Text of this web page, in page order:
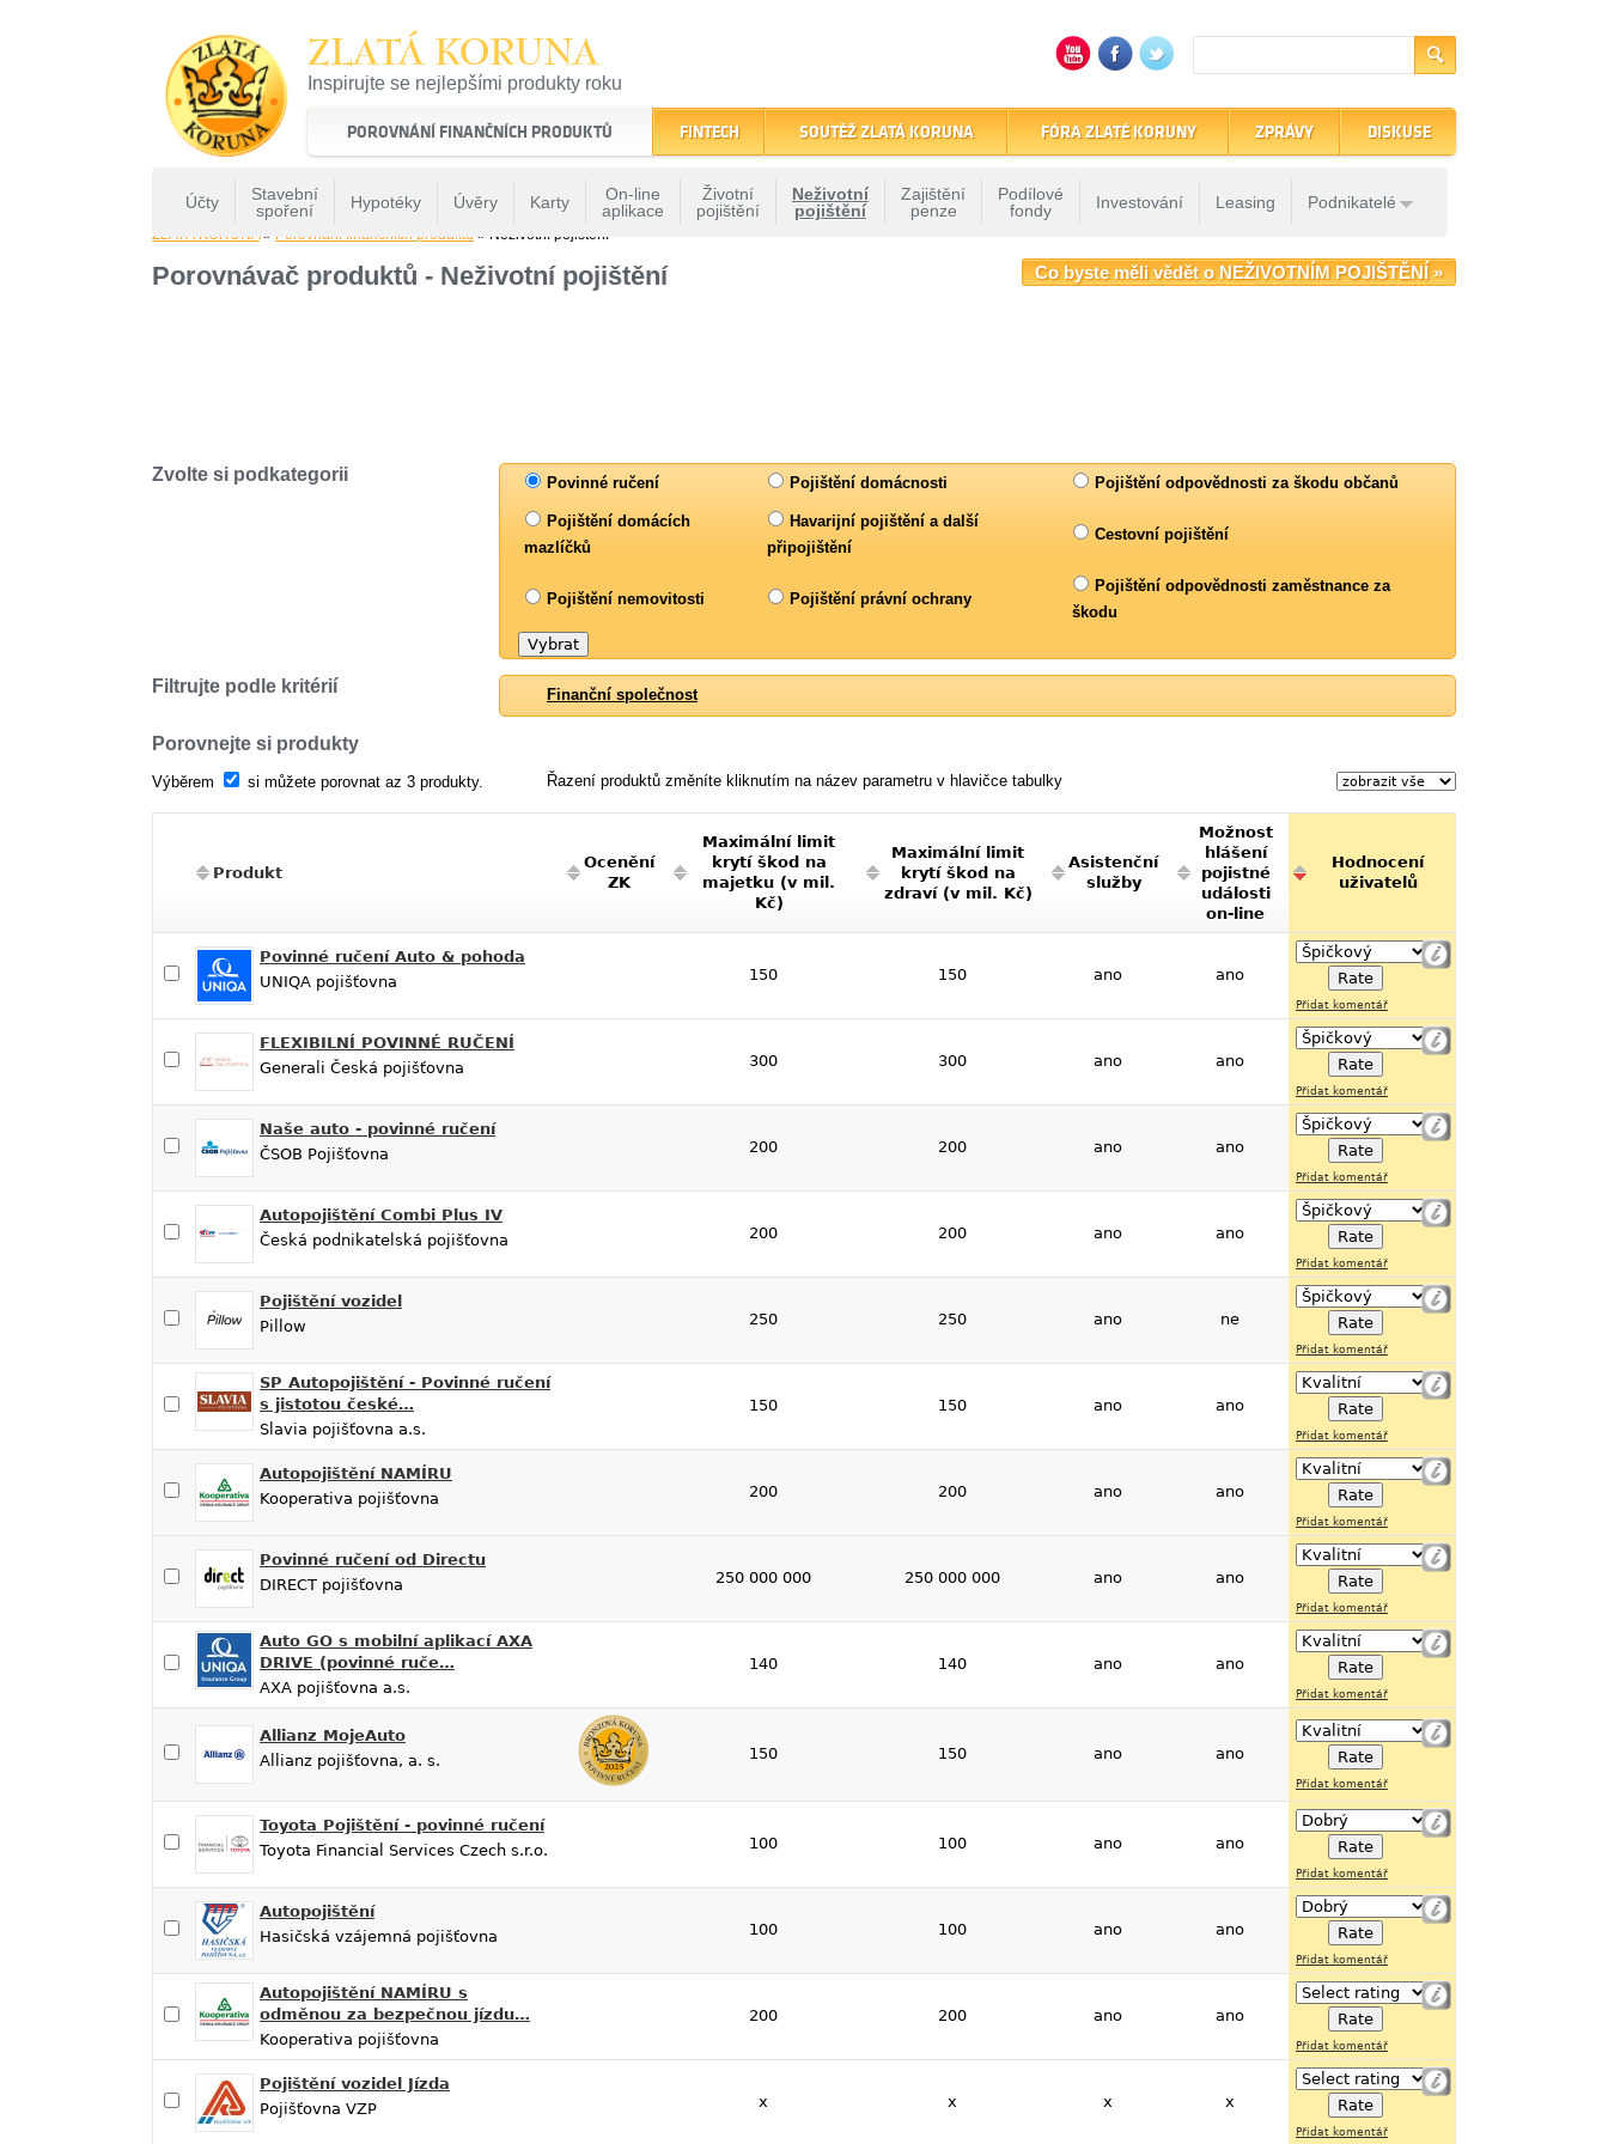
ZLATÁ KORUNA
Inspirujte se nejlepšími produkty roku
22 let tradice a kvality na finančním trhu
POROVNÁNÍ FINANČNÍCH PRODUKTŮ
Účty
Stavební
spoření
Hypotéky Úvěry Karty
On-line
aplikace
Životní
pojištění
Neživotní
pojištění
Zajištění
penze
Podílové
fondy
Investování Leasing Podnikatelé
FINTECH SOUTĚŽ ZLATÁ KORUNA FÓRA ZLATÉ KORUNY ZPRÁVY DISKUSE
ZLATÁ KORUNA» Porovnání finančních produktů » Neživotní pojištění
Co byste měli vědět o NEŽIVOTNÍM POJIŠTĚNÍ »
Porovnávač produktů - Neživotní pojištění
Zvolte si podkategorii Povinné ručení Pojištění domácnosti Pojištění odpovědnosti za škodu občanů
Pojištění domácích
mazlíčků
Havarijní pojištění a další
připojištění
Cestovní pojištění
Pojištění nemovitosti Pojištění právní ochrany
Pojištění odpovědnosti zaměstnance za
škodu
Filtrujte podle kritérií Finanční společnost
Porovnejte si produkty
Řazení produktů změníte kliknutím na název parametru v hlavičce tabulky
Výběrem si můžete porovnat az 3 produkty.
Produkt
Ocenění
ZK
Maximální limit
krytí škod na
majetku (v mil.
Kč)
Maximální limit
krytí škod na
zdraví (v mil. Kč)
Asistenční
služby
Možnost
hlášení
pojistné
události
on-line
Hodnocení
uživatelů
Povinné ručení Auto & pohoda
UNIQA pojišťovna
150 150 ano ano
Přidat komentář
FLEXIBILNÍ POVINNÉ RUČENÍ
Generali Česká pojišťovna
300 300 ano ano
Přidat komentář
Naše auto - povinné ručení
ČSOB Pojišťovna
200 200 ano ano
Přidat komentář
Autopojištění Combi Plus IV
Česká podnikatelská pojišťovna
200 200 ano ano
Přidat komentář
Pojištění vozidel
Pillow
250 250 ano ne
Přidat komentář
SP Autopojištění - Povinné ručení
s jistotou české…
Slavia pojišťovna a.s.
150 150 ano ano
Přidat komentář
Autopojištění NAMÍRU
Kooperativa pojišťovna
200 200 ano ano
Přidat komentář
Povinné ručení od Directu
DIRECT pojišťovna
250 000 000 250 000 000 ano ano
Přidat komentář
Auto GO s mobilní aplikací AXA
DRIVE (povinné ruče…
AXA pojišťovna a.s.
140 140 ano ano
Přidat komentář
Allianz MojeAuto
Allianz pojišťovna, a. s.
150 150 ano ano
Přidat komentář
Toyota Pojištění - povinné ručení
Toyota Financial Services Czech s.r.o.
100 100 ano ano
Přidat komentář
Autopojištění
Hasičská vzájemná pojišťovna
100 100 ano ano
Přidat komentář
Autopojištění NAMÍRU s
odměnou za bezpečnou jízdu…
Kooperativa pojišťovna
200 200 ano ano
Přidat komentář
Pojištění vozidel Jízda
Pojišťovna VZP
x x x x
Přidat komentář